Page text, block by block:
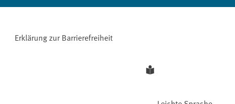
Erklärung zur Barrierefreiheit